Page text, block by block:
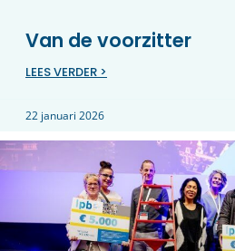
Van de voorzitter
LEES VERDER >
22 januari 2026